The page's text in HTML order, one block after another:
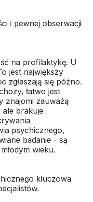
i pewnej obserwacji
na profilaktykę. U
jest największy
zgłaszają się późno.
łatwo jest
znajomi zauważą
brakuje
psychicznego,
badanie - są
wieku.
kluczowa